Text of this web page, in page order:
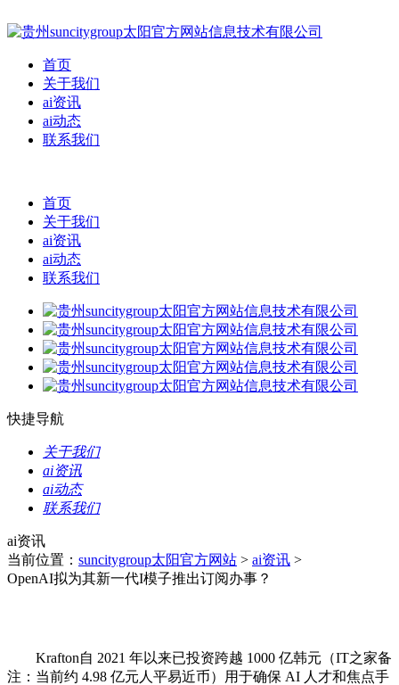
首页
关于我们
ai资讯
ai动态
联系我们
首页
关于我们
ai资讯
ai动态
联系我们
快捷导航
关于我们
ai资讯
ai动态
联系我们
ai资讯
当前位置： suncitygroup太阳官方网站 > ai资讯 >
OpenAI拟为其新一代I模子推出订阅办事？
Krafton自 2021 年以来已投资跨越 1000 亿韩元（IT之家备
注：当前约 4.98 亿元人平易近币）用于确保 AI 人才和焦点手